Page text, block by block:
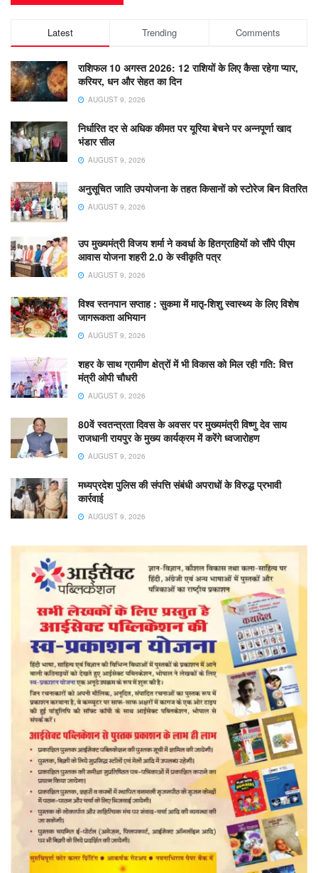
Latest Trending Comments
राशिफल 10 अगस्त 2026: 12 राशियों के लिए कैसा रहेगा प्यार,
करियर, धन और सेहत का दिन
AUGUST 9, 2026
निर्धारित दर से अधिक कीमत पर यूरिया बेचने पर अन्नपूर्णा खाद
भंडार सील
AUGUST 9, 2026
अनुसूचित जाति उपयोजना के तहत किसानों को स्टोरेज बिन वितरित
AUGUST 9, 2026
उप मुख्यमंत्री विजय शर्मा ने कवर्धा के हितग्राहियों को सौंपे पीएम
आवास योजना शहरी 2.0 के स्वीकृति पत्र
AUGUST 9, 2026
विश्व स्तनपान सप्ताह : सुकमा में मातृ-शिशु स्वास्थ्य के लिए विशेष
जागरूकता अभियान
AUGUST 9, 2026
शहर के साथ ग्रामीण क्षेत्रों में भी विकास को मिल रही गति: वित्त
मंत्री ओपी चौधरी
AUGUST 9, 2026
80वें स्वतन्त्रता दिवस के अवसर पर मुख्यमंत्री विष्णु देव साय
राजधानी रायपुर के मुख्य कार्यक्रम में करेंगे ध्वजारोहण
AUGUST 9, 2026
मध्यप्रदेश पुलिस की संपत्ति संबंधी अपराधों के विरुद्ध प्रभावी
कार्रवाई
AUGUST 9, 2026